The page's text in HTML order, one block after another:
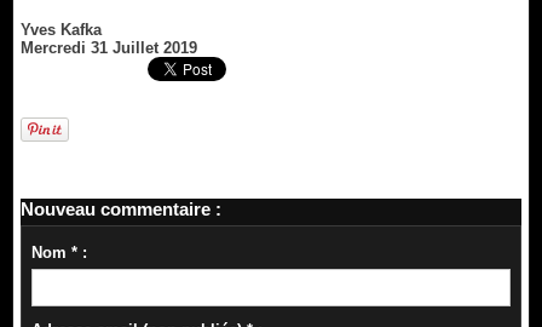
Yves Kafka
Mercredi 31 Juillet 2019
Nouveau commentaire :
Nom * :